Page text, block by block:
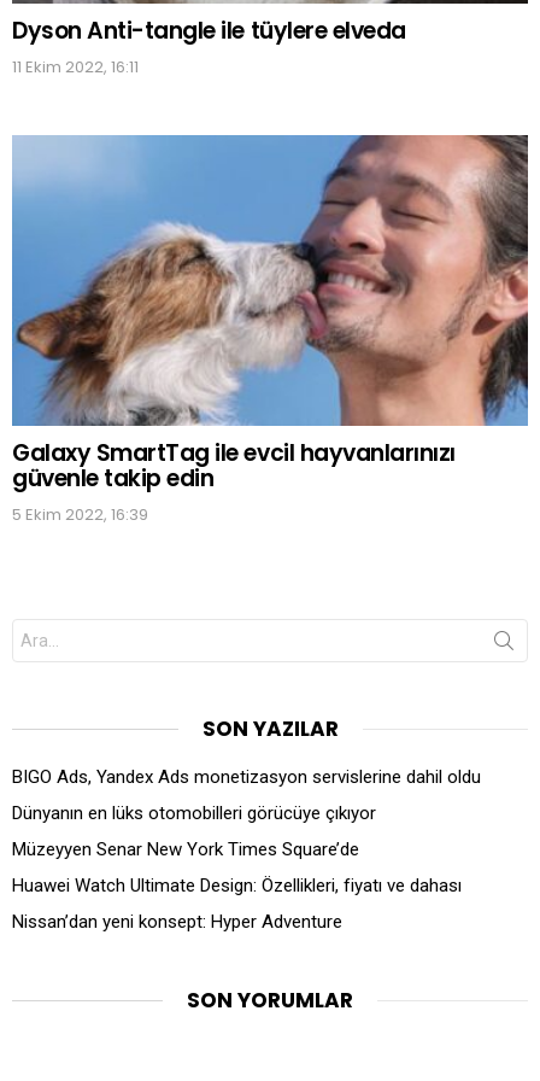
Dyson Anti-tangle ile tüylere elveda
11 Ekim 2022, 16:11
Galaxy SmartTag ile evcil hayvanlarınızı
güvenle takip edin
5 Ekim 2022, 16:39
Search
for:
SON YAZILAR
BIGO Ads, Yandex Ads monetizasyon servislerine dahil oldu
Dünyanın en lüks otomobilleri görücüye çıkıyor
Müzeyyen Senar New York Times Square’de
Huawei Watch Ultimate Design: Özellikleri, fiyatı ve dahası
Nissan’dan yeni konsept: Hyper Adventure
SON YORUMLAR